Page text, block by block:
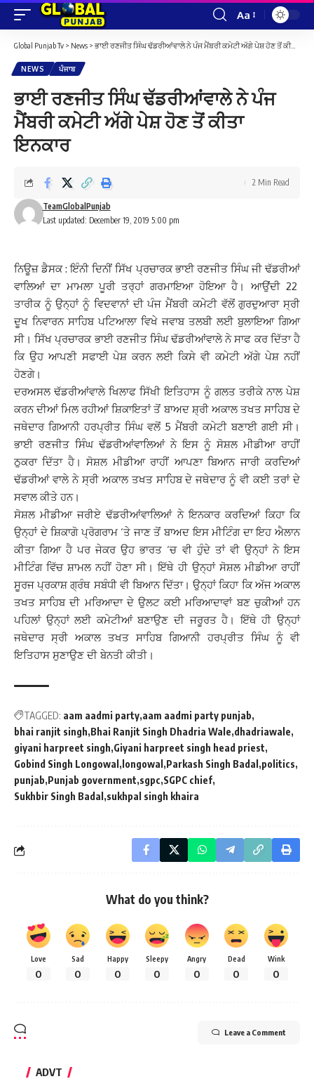
Font
Resizer
Aa
Global Punjab Tv > News > ਭਾਈ ਰਣਜੀਤ ਸਿੰਘ ਢੱਡਰੀਆਂਵਾਲੇ ਨੇ ਪੰਜ ਮੈਂਬਰੀ ਕਮੇਟੀ ਅੱਗੇ ਪੇਸ਼ ਹੋਣ ਤੋਂ ਕੀਤਾ ਇਨਕਾਰ
NEWS ਪੰਜਾਬ
ਭਾਈ ਰਣਜੀਤ ਸਿੰਘ ਢੱਡਰੀਆਂਵਾਲੇ ਨੇ ਪੰਜ
ਮੈਂਬਰੀ ਕਮੇਟੀ ਅੱਗੇ ਪੇਸ਼ ਹੋਣ ਤੋਂ ਕੀਤਾ
ਇਨਕਾਰ
Last updated: December 19, 2019 5:00 pm
TeamGlobalPunjab
2 Min Read
ਨਿਊਜ਼ ਡੈਸਕ : ਇੰਨੀ ਦਿਨੀਂ ਸਿੱਖ ਪ੍ਰਚਾਰਕ ਭਾਈ ਰਣਜੀਤ ਸਿੰਘ ਜੀ ਢੱਡਰੀਆਂ
ਵਾਲਿਆਂ ਦਾ ਮਾਮਲਾ ਪੂਰੀ ਤਰ੍ਹਾਂ ਗਰਮਾਇਆ ਹੋਇਆ ਹੈ। ਆਉਂਦੀ 22
ਤਾਰੀਕ ਨੂੰ ਉਨ੍ਹਾਂ ਨੂੰ ਵਿਦਵਾਨਾਂ ਦੀ ਪੰਜ ਮੈਂਬਰੀ ਕਮੇਟੀ ਵੱਲੋਂ ਗੁਰਦੁਆਰਾ ਸ੍ਰੀ
ਦੂਖ ਨਿਵਾਰਨ ਸਾਹਿਬ ਪਟਿਆਲਾ ਵਿਖੇ ਜਵਾਬ ਤਲਬੀ ਲਈ ਬੁਲਾਇਆ ਗਿਆ
ਸੀ। ਸਿੱਖ ਪ੍ਰਚਾਰਕ ਭਾਈ ਰਣਜੀਤ ਸਿੰਘ ਢੱਡਰੀਆਂਵਾਲੇ ਨੇ ਸਾਫ ਕਰ ਦਿੱਤਾ ਹੈ
ਕਿ ਉਹ ਆਪਣੀ ਸਫਾਈ ਪੇਸ਼ ਕਰਨ ਲਈ ਕਿਸੇ ਵੀ ਕਮੇਟੀ ਅੱਗੇ ਪੇਸ਼ ਨਹੀਂ
ਹੋਣਗੇ।
ਦਰਅਸਲ ਢੱਡਰੀਆਂਵਾਲੇ ਖਿਲਾਫ ਸਿੱਖੀ ਇਤਿਹਾਸ ਨੂੰ ਗਲਤ ਤਰੀਕੇ ਨਾਲ ਪੇਸ਼
ਕਰਨ ਦੀਆਂ ਮਿਲ ਰਹੀਆਂ ਸ਼ਿਕਾਇਤਾਂ ਤੋਂ ਬਾਅਦ ਸ਼੍ਰੀ ਅਕਾਲ ਤਖਤ ਸਾਹਿਬ ਦੇ
ਜਥੇਦਾਰ ਗਿਆਨੀ ਹਰਪ੍ਰੀਤ ਸਿੰਘ ਵਲੋਂ 5 ਮੈਂਬਰੀ ਕਮੇਟੀ ਬਣਾਈ ਗਈ ਸੀ।
ਭਾਈ ਰਣਜੀਤ ਸਿੰਘ ਢੱਡਰੀਆਂਵਾਲਿਆਂ ਨੇ ਇਸ ਨੂੰ ਸੋਸ਼ਲ ਮੀਡੀਆ ਰਾਹੀਂ
ਠੁਕਰਾ ਦਿੱਤਾ ਹੈ। ਸੋਸ਼ਲ ਮੀਡੀਆ ਰਾਹੀਂ ਆਪਣਾ ਬਿਆਨ ਜਾਰੀ ਕਰਦਿਆਂ
ਢੱਡਰੀਆਂ ਵਾਲੇ ਨੇ ਸ੍ਰੀ ਅਕਾਲ ਤਖਤ ਸਾਹਿਬ ਦੇ ਜਥੇਦਾਰ ਨੂੰ ਵੀ ਕਈ ਤਰਾਂ ਦੇ
ਸਵਾਲ ਕੀਤੇ ਹਨ।
ਸੋਸ਼ਲ ਮੀਡੀਆ ਜਰੀਏ ਢੱਡਰੀਆਂਵਾਲਿਆਂ ਨੇ ਇਨਕਾਰ ਕਰਦਿਆਂ ਕਿਹਾ ਕਿ
ਉਨ੍ਹਾਂ ਦੇ ਸ਼ਿਕਾਗੋ ਪ੍ਰੋਗਰਾਮ ‘ਤੇ ਜਾਣ ਤੋਂ ਬਾਅਦ ਇਸ ਮੀਟਿੰਗ ਦਾ ਇਹ ਐਲਾਨ
ਕੀਤਾ ਗਿਆ ਹੈ ਪਰ ਜੇਕਰ ਉਹ ਭਾਰਤ ‘ਚ ਵੀ ਹੁੰਦੇ ਤਾਂ ਵੀ ਉਨ੍ਹਾਂ ਨੇ ਇਸ
ਮੀਟਿੰਗ ਵਿੱਚ ਸ਼ਾਮਲ ਨਹੀਂ ਹੋਣਾ ਸੀ। ਇੱਥੇ ਹੀ ਉਨ੍ਹਾਂ ਸੋਸ਼ਲ ਮੀਡੀਆ ਰਾਹੀਂ
ਸੂਰਜ ਪ੍ਰਕਾਸ਼ ਗ੍ਰੰਥ ਸਬੰਧੀ ਵੀ ਬਿਆਨ ਦਿੱਤਾ। ਉਨ੍ਹਾਂ ਕਿਹਾ ਕਿ ਅੱਜ ਅਕਾਲ
ਤਖਤ ਸਾਹਿਬ ਦੀ ਮਰਿਆਦਾ ਦੇ ਉਲਟ ਕਈ ਮਰਿਆਦਾਵਾਂ ਬਣ ਚੁਕੀਆਂ ਹਨ
ਪਹਿਲਾਂ ਉਨ੍ਹਾਂ ਲਈ ਕਮੇਟੀਆਂ ਬਣਾਉਣ ਦੀ ਜਰੂਰਤ ਹੈ। ਇੱਥੇ ਹੀ ਉਨ੍ਹਾਂ
ਜਥੇਦਾਰ ਸ੍ਰੀ ਅਕਾਲ ਤਖਤ ਸਾਹਿਬ ਗਿਆਨੀ ਹਰਪ੍ਰੀਤ ਸਿੰਘ ਨੂੰ ਵੀ
ਇਤਿਹਾਸ ਸੁਣਾਉਣ ਦੀ ਬੇਨਤੀ ਕੀਤੀ।
TAGGED: aam aadmi party aam aadmi party punjab
bhai ranjit singh Bhai Ranjit Singh Dhadria Wale dhadriawale
giyani harpreet singh Giyani harpreet singh head priest
Gobind Singh Longowal
longowal Parkash Singh Badal politics
punjab Punjab government sgpc SGPC chief
Sukhbir Singh Badal sukhpal singh khaira
What do you think?
Love
0
Sad
0
Happy
0
Sleepy
0
Angry
0
Dead
0
Wink
0
Leave a Comment
ADVT